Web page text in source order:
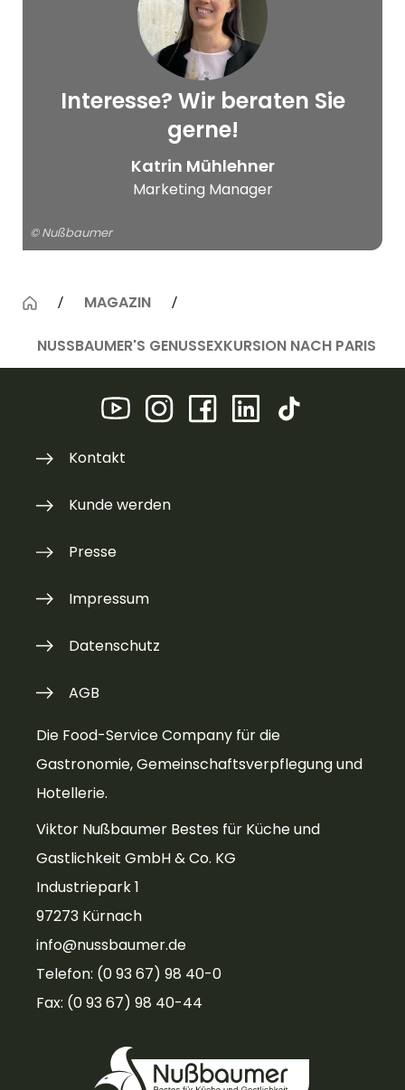
© Nußbaumer
Interesse? Wir beraten Sie
gerne!
Katrin Mühlehner
Marketing Manager
© Nußbaumer
MAGAZIN
NUSSBAUMER'S GENUSSEXKURSION NACH PARIS
Die Food-Service Company für die
Gastronomie, Gemeinschaftsverpflegung und
Hotellerie.
Viktor Nußbaumer Bestes für Küche und
Gastlichkeit GmbH & Co. KG
Industriepark 1
97273 Kürnach
info@nussbaumer.de
Telefon: (0 93 67) 98 40-0
Fax: (0 93 67) 98 40-44
Kontakt
Kunde werden
Presse
Impressum
Datenschutz
AGB